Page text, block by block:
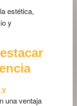
estética,
y
y
una ventaja